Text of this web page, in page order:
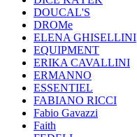
DOUCAL'S
DROMe
ELENA GHISELLINI
EQUIPMENT
ERIKA CAVALLINI
ERMANNO
ESSENTIEL
FABIANO RICCI
Fabio Gavazzi
Faith